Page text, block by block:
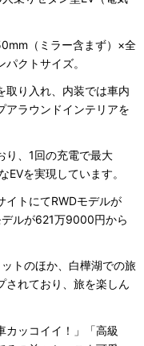
（ミラー含まず）×全
クトサイズ。
り入れ、内装では車内
アラウンドインテリアを
、1回の充電で最大
を実現しています。
トにてRWDモデルが
ルが621万9000円から
トのほか、白樺湖での旅
されており、旅を楽しん
ッコイイ！」「高級